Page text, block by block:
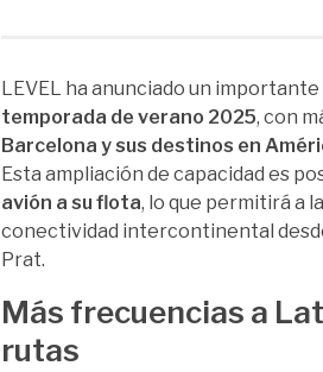
LEVEL ha anunciado un importante
temporada de verano 2025, con
Barcelona y sus destinos en
Esta ampliación de capacidad es
avión a su flota, lo que permitirá a
conectividad intercontinental
Prat.
Más frecuencias a
rutas